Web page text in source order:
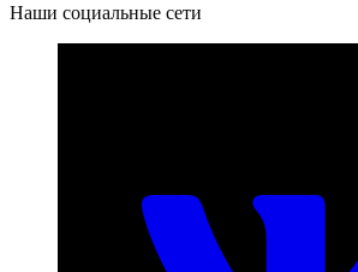
+7 (831) 290-86-98
Наши социальные сети